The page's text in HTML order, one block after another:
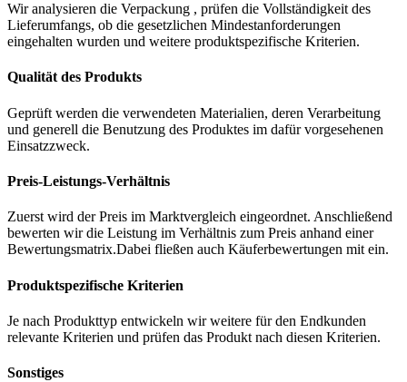
Wir analysieren die Verpackung , prüfen die Vollständigkeit des
Lieferumfangs, ob die gesetzlichen Mindestanforderungen
eingehalten wurden und weitere produktspezifische Kriterien.
Qualität des Produkts
Geprüft werden die verwendeten Materialien, deren Verarbeitung
und generell die Benutzung des Produktes im dafür vorgesehenen
Einsatzzweck.
Preis-Leistungs-Verhältnis
Zuerst wird der Preis im Marktvergleich eingeordnet. Anschließend
bewerten wir die Leistung im Verhältnis zum Preis anhand einer
Bewertungsmatrix.Dabei fließen auch Käuferbewertungen mit ein.
Produktspezifische Kriterien
Je nach Produkttyp entwickeln wir weitere für den Endkunden
relevante Kriterien und prüfen das Produkt nach diesen Kriterien.
Sonstiges